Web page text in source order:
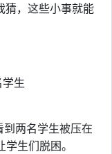
猜，这些小事就能
生
两名学生被压在
生们脱困。